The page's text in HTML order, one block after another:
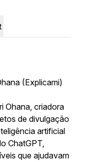
(Explicami)
Ohana, criadora
de divulgação
artificial
ChatGPT,
que ajudavam